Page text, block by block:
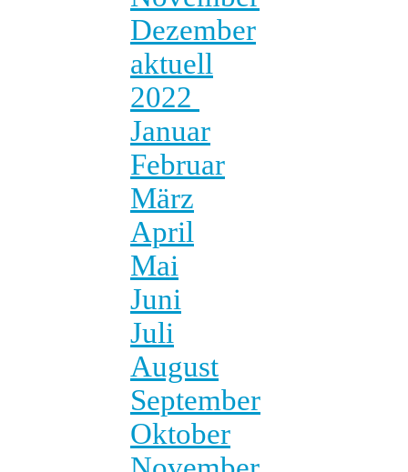
Dezember
aktuell
2022
Januar
Februar
März
April
Mai
Juni
Juli
August
September
Oktober